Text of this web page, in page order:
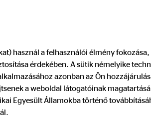
is
használ a felhasználói élmény
érdekében. A sütik némelyike
azonban az Ön
a weboldal látogatóinak
Egyesült Államokba történő